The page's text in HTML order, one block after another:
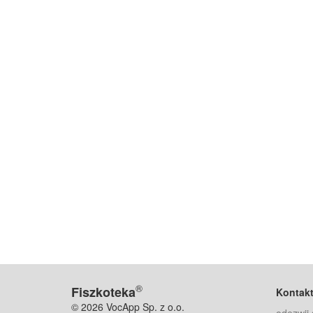
Fiszkoteka®
© 2026 VocApp Sp. z o.o.
Kontakt